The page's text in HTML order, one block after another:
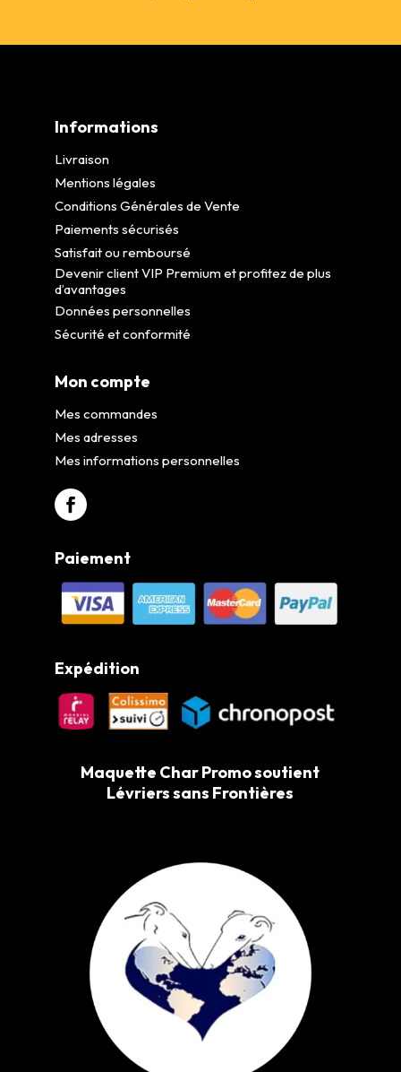
Informations
Livraison
Mentions légales
Conditions Générales de Vente
Paiements sécurisés
Satisfait ou remboursé
Devenir client VIP Premium et profitez de plus
d’avantages
Données personnelles
Sécurité et conformité
Mon compte
Mes commandes
Mes adresses
Mes informations personnelles
Paiement
Expédition
Maquette Char Promo soutient
Lévriers sans Frontières